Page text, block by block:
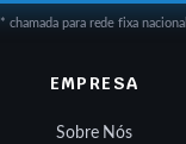
* chamada para rede fixa nacional
EMPRESA
Sobre Nós